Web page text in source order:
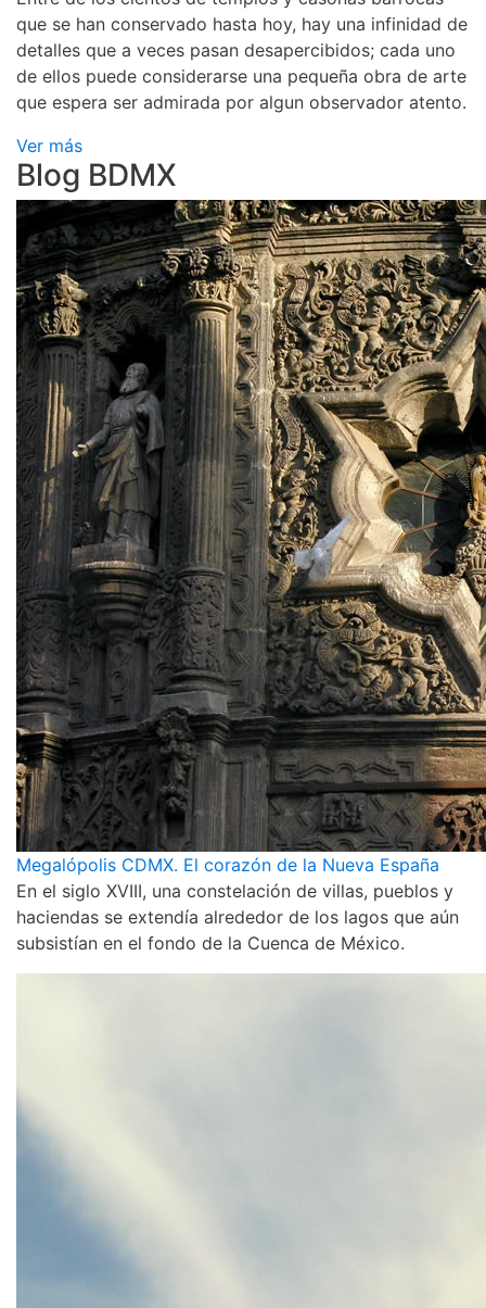
que se han conservado hasta hoy, hay una infinidad de
detalles que a veces pasan desapercibidos; cada uno
de ellos puede considerarse una pequeña obra de arte
que espera ser admirada por algun observador atento.
Ver más
Blog BDMX
Megalópolis CDMX. El corazón de la Nueva España
En el siglo XVIII, una constelación de villas, pueblos y
haciendas se extendía alrededor de los lagos que aún
subsistían en el fondo de la Cuenca de México.